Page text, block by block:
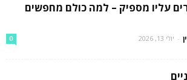
עליו מספיק – למה כולם מחפשים
- יולי 13, 2026 0